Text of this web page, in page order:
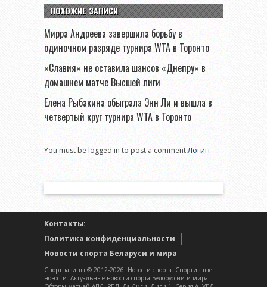
ПОХОЖИЕ ЗАПИСИ
Мирра Андреева завершила борьбу в
одиночном разряде турнира WTA в Торонто
«Славия» не оставила шансов «Днепру» в
домашнем матче Высшей лиги
Елена Рыбакина обыграла Энн Ли и вышла в
четвертый круг турнира WTA в Торонто
You must be logged in to post a commentЛогин
Контакты:
Политика конфиденциальности
Новости спорта Беларуси и мира
Спортнавины © 2012-2026. Новости спорта. Спортивные
новости. Актуальные новости спорта Белоруссии и мира.